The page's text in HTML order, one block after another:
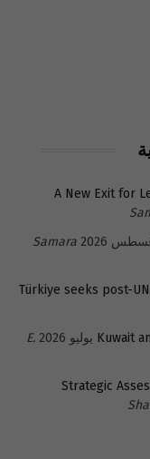
A New Exit for
Samara
Türkiye seeks post-
Kuwait
E.
Strategic